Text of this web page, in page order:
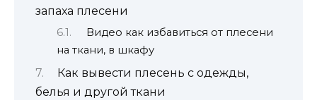
запаха плесени
Видео как избавиться от плесени
на ткани, в шкафу
Как вывести плесень с одежды,
белья и другой ткани